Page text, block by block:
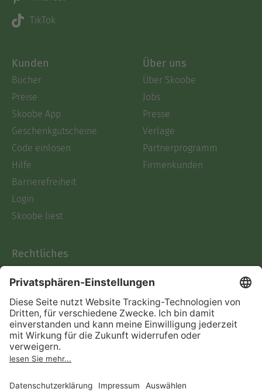
TikTok
Kunden
Bücher
Preise
Skoobe App
Geschenkgutscheine
Code einlösen
Hilfe
Barrierefreiheit
Login
Skoobe liest
Über uns
Über Skoobe
Jobs
Presse
Verlage
Partnerprogramm
Firmenkunden
Rechtliches
AGB
Informationen nach Data
Act
Verträge hier kündigen
Impressum